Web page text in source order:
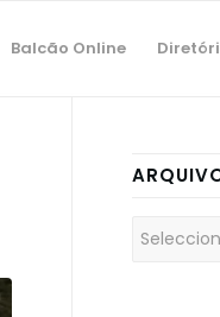
Balcão Online